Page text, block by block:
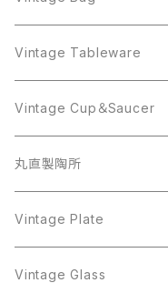
BSK
Cerrito
Sarah Coventry
植物モチーフ
Trifari
AVON
Beatrix
BSK
Coro
Crown Trifari
JJ
Lisner
Sarah Coventry
Richelieu
W.Gemany
Crown Trifari
Monet
Napier
Richelieu
Rhinestone
CELINE
Vintage Tableware
Glass
iittala
arcopal
CupSaucer
BAVARIA
Antique Silver
Milk Pot
Pot
Vintage Cup＆Saucer
BAVARIA
Mosa
arcopal
丸直製陶所
Vintage Plate
Figgjo
Vintage Glass